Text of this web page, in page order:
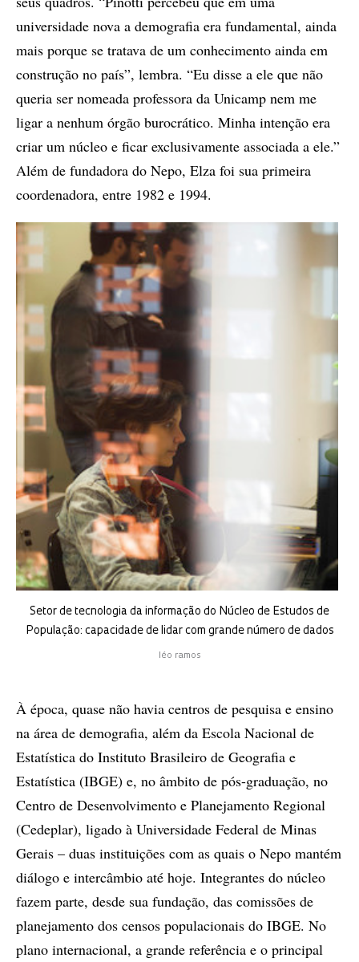
universidade nova a demografia era fundamental, ainda
mais porque se tratava de um conhecimento ainda em
construção no país”, lembra. “Eu disse a ele que não
queria ser nomeada professora da Unicamp nem me
ligar a nenhum órgão burocrático. Minha intenção era
criar um núcleo e ficar exclusivamente associada a ele.”
Além de fundadora do Nepo, Elza foi sua primeira
coordenadora, entre 1982 e 1994.
Setor de tecnologia da informação do Núcleo de Estudos de
População: capacidade de lidar com grande número de dados
léo ramos
À época, quase não havia centros de pesquisa e ensino
na área de demografia, além da Escola Nacional de
Estatística do Instituto Brasileiro de Geografia e
Estatística (IBGE) e, no âmbito de pós-graduação, no
Centro de Desenvolvimento e Planejamento Regional
(Cedeplar), ligado à Universidade Federal de Minas
Gerais – duas instituições com as quais o Nepo mantém
diálogo e intercâmbio até hoje. Integrantes do núcleo
fazem parte, desde sua fundação, das comissões de
planejamento dos censos populacionais do IBGE. No
plano internacional, a grande referência e o principal